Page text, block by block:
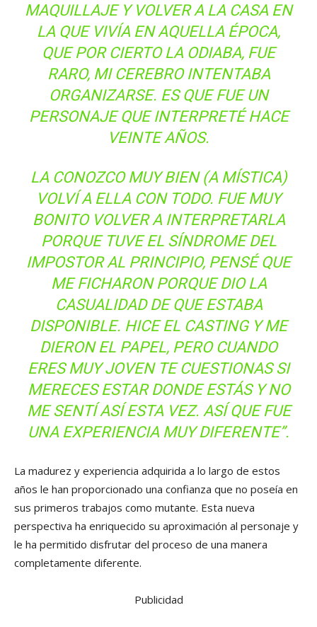
MAQUILLAJE Y VOLVER A LA CASA EN
LA QUE VIVÍA EN AQUELLA ÉPOCA,
QUE POR CIERTO LA ODIABA, FUE
RARO, MI CEREBRO INTENTABA
ORGANIZARSE. ES QUE FUE UN
PERSONAJE QUE INTERPRETÉ HACE
VEINTE AÑOS.
LA CONOZCO MUY BIEN (A MÍSTICA)
VOLVÍ A ELLA CON TODO. FUE MUY
BONITO VOLVER A INTERPRETARLA
PORQUE TUVE EL SÍNDROME DEL
IMPOSTOR AL PRINCIPIO, PENSÉ QUE
ME FICHARON PORQUE DIO LA
CASUALIDAD DE QUE ESTABA
DISPONIBLE. HICE EL CASTING Y ME
DIERON EL PAPEL, PERO CUANDO
ERES MUY JOVEN TE CUESTIONAS SI
MERECES ESTAR DONDE ESTÁS Y NO
ME SENTÍ ASÍ ESTA VEZ. ASÍ QUE FUE
UNA EXPERIENCIA MUY DIFERENTE”.
La madurez y experiencia adquirida a lo largo de estos
años le han proporcionado una confianza que no poseía en
sus primeros trabajos como mutante. Esta nueva
perspectiva ha enriquecido su aproximación al personaje y
le ha permitido disfrutar del proceso de una manera
completamente diferente.
Publicidad